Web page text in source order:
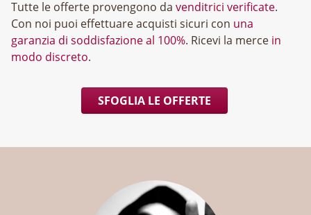
Tutte le offerte provengono da venditrici verificate.
Con noi puoi effettuare acquisti sicuri con una
garanzia di soddisfazione al 100%. Ricevi la merce in
modo discreto.
SFOGLIA LE OFFERTE